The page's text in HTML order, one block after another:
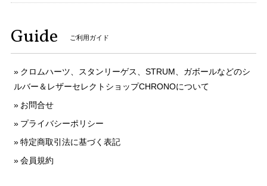
Guide ご利用ガイド
クロムハーツ、スタンリーゲス、STRUM、ガボールなどのシ
ルバー＆レザーセレクトショップCHRONOについて
お問合せ
プライバシーポリシー
特定商取引法に基づく表記
会員規約